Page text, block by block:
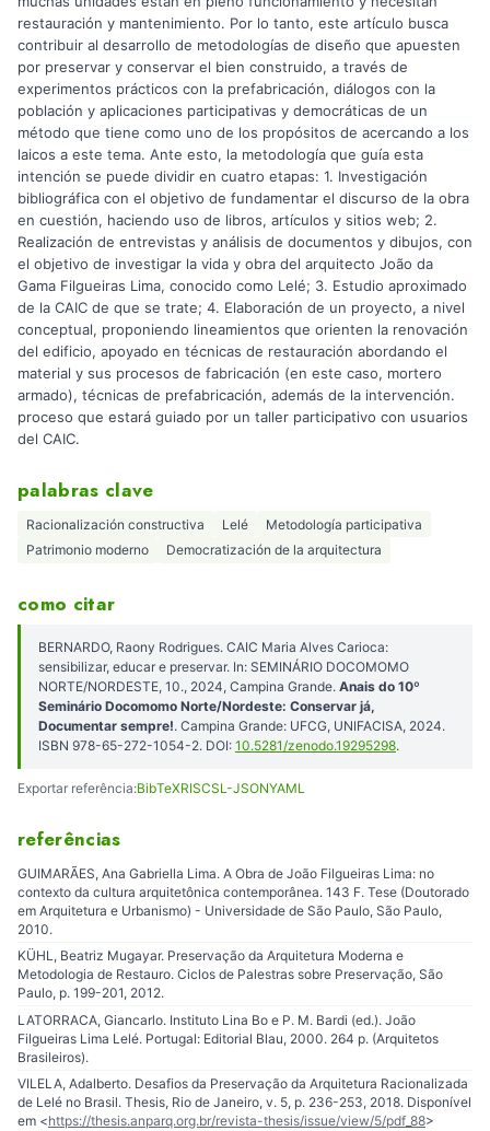
restauración y mantenimiento. Por lo tanto, este artículo busca
contribuir al desarrollo de metodologías de diseño que apuesten
por preservar y conservar el bien construido, a través de
experimentos prácticos con la prefabricación, diálogos con la
población y aplicaciones participativas y democráticas de un
método que tiene como uno de los propósitos de acercando a los
laicos a este tema. Ante esto, la metodología que guía esta
intención se puede dividir en cuatro etapas: 1. Investigación
bibliográfica con el objetivo de fundamentar el discurso de la obra
en cuestión, haciendo uso de libros, artículos y sitios web; 2.
Realización de entrevistas y análisis de documentos y dibujos, con
el objetivo de investigar la vida y obra del arquitecto João da
Gama Filgueiras Lima, conocido como Lelé; 3. Estudio aproximado
de la CAIC de que se trate; 4. Elaboración de un proyecto, a nivel
conceptual, proponiendo lineamientos que orienten la renovación
del edificio, apoyado en técnicas de restauración abordando el
material y sus procesos de fabricación (en este caso, mortero
armado), técnicas de prefabricación, además de la intervención.
proceso que estará guiado por un taller participativo con usuarios
del CAIC.
palabras clave
Racionalización constructiva Lelé
Metodología participativa
Patrimonio moderno
Democratización de la arquitectura
como citar
BERNARDO, Raony Rodrigues. CAIC Maria Alves Carioca:
sensibilizar, educar e preservar. In: SEMINÁRIO DOCOMOMO
NORTE/NORDESTE, 10., 2024, Campina Grande. Anais do 10º
Seminário Docomomo Norte/Nordeste: Conservar já,
Documentar sempre!. Campina Grande: UFCG, UNIFACISA, 2024.
ISBN 978-65-272-1054-2. DOI: 10.5281/zenodo.19295298.
Exportar referência:BibTeXRISCSL-JSONYAML
referências
GUIMARÃES, Ana Gabriella Lima. A Obra de João Filgueiras Lima: no
contexto da cultura arquitetônica contemporânea. 143 F. Tese (Doutorado
em Arquitetura e Urbanismo) - Universidade de São Paulo, São Paulo,
2010.
KÜHL, Beatriz Mugayar. Preservação da Arquitetura Moderna e
Metodologia de Restauro. Ciclos de Palestras sobre Preservação, São
Paulo, p. 199-201, 2012.
LATORRACA, Giancarlo. Instituto Lina Bo e P. M. Bardi (ed.). João
Filgueiras Lima Lelé. Portugal: Editorial Blau, 2000. 264 p. (Arquitetos
Brasileiros).
VILELA, Adalberto. Desafios da Preservação da Arquitetura Racionalizada
de Lelé no Brasil. Thesis, Rio de Janeiro, v. 5, p. 236-253, 2018. Disponível
em <https://thesis.anparq.org.br/revista-thesis/issue/view/5/pdf_88>